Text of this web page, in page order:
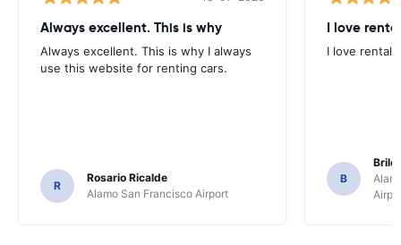
Always excellent. This is why
Always excellent. This is why I always
use this website for renting cars.
R
Rosario Ricalde
Alamo San Francisco Airport
I love
I love rental
B